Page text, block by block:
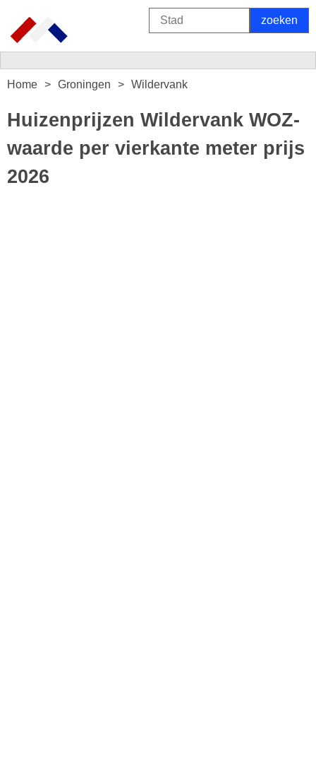
Home Groningen Wildervank
Huizenprijzen Wildervank WOZ-
waarde per vierkante meter prijs
2026